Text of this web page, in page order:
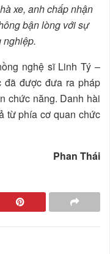
xe, anh chấp nhận
bận lòng với sự
nghiệp.
nghệ sĩ Linh Tý –
đã được đưa ra pháp
chức năng. Danh hài
từ phía cơ quan chức
Phan Thái